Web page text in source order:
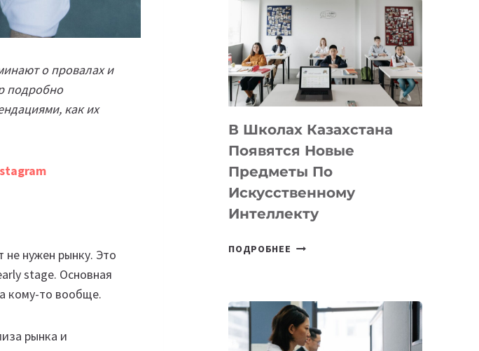
о провалах и
подробно
как их
не нужен рынку. Это
stage. Основная
кому-то вообще.
рынка и
DEAL
VELOCITY
MOST
—
МЕЖДУНАРОДНУЮ
ДЛЯ
ТЕХНОЛОГИЧЕСКИХ
СТАРТАПОВ
В Школах Казахстана
Появятся Новые
Предметы По
Искусственному
Интеллекту
ПОДРОБНЕЕ
НОВЫЕ
ПРЕДМЕТЫ